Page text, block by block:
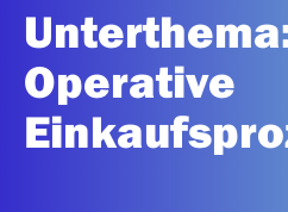
Operative